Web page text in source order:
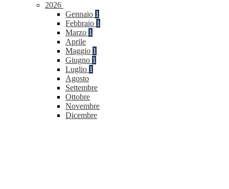
2026
Gennaio 1
Febbraio 1
Marzo 1
Aprile
Maggio 1
Giugno 1
Luglio 1
Agosto
Settembre
Ottobre
Novembre
Dicembre